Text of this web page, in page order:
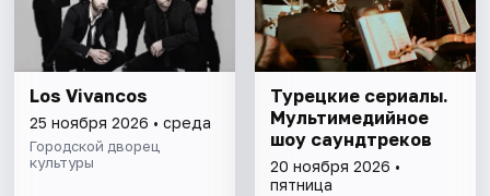
Los Vivancos
25 ноября 2026 • среда
Городской дворец
культуры
Турецкие сериалы.
Мультимедийное
шоу саундтреков
20 ноября 2026 •
пятница